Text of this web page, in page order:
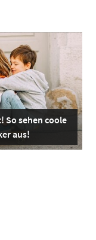
sehen coole
aus!